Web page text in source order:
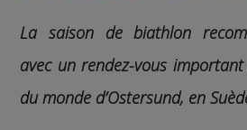
La saison de biathlon
avec un rendez-vous
du monde d’Ostersund, en